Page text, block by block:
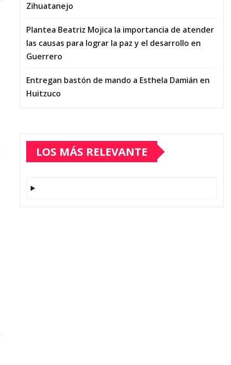
Zihuatanejo
Plantea Beatriz Mojica la importancia de atender
las causas para lograr la paz y el desarrollo en
Guerrero
Entregan bastón de mando a Esthela Damián en
Huitzuco
LOS MÁS RELEVANTE